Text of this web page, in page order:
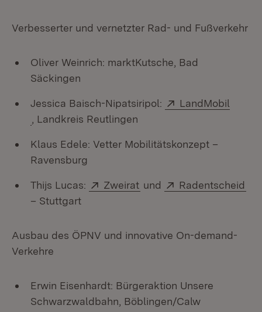
Verbesserter und vernetzter Rad- und Fußverkehr
Oliver Weinrich: marktKutsche, Bad
Säckingen
Jessica Baisch-Nipatsiripol: Extern:
LandMobil
(Öffnet in neuem Fenster)
, Landkreis Reutlingen
Klaus Edele: Vetter Mobilitätskonzept –
Ravensburg
Thijs Lucas: Extern:
Zweirat (Öffnet in neuem Fenster)
und Extern:
Radentscheid
– Stuttgart
Ausbau des ÖPNV und innovative On-demand-
Verkehre
Erwin Eisenhardt: Bürgeraktion Unsere
Schwarzwaldbahn, Böblingen/Calw